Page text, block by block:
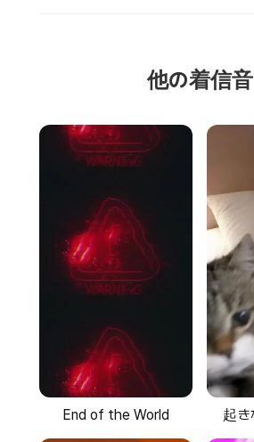
他の着信音
End of the World 起き